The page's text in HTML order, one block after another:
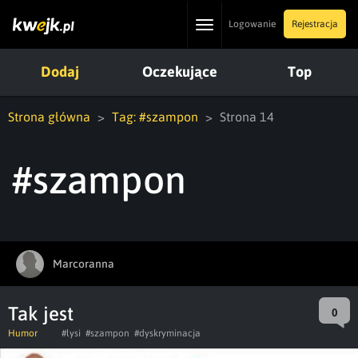
ToggleLogowanie Rejestracja
Dodaj Oczekujące Top
Strona główna Tag: #szampon Strona 14
#szampon
Marcoranna
Tak jest 0
Humor #lysi #szampon #dyskryminacja